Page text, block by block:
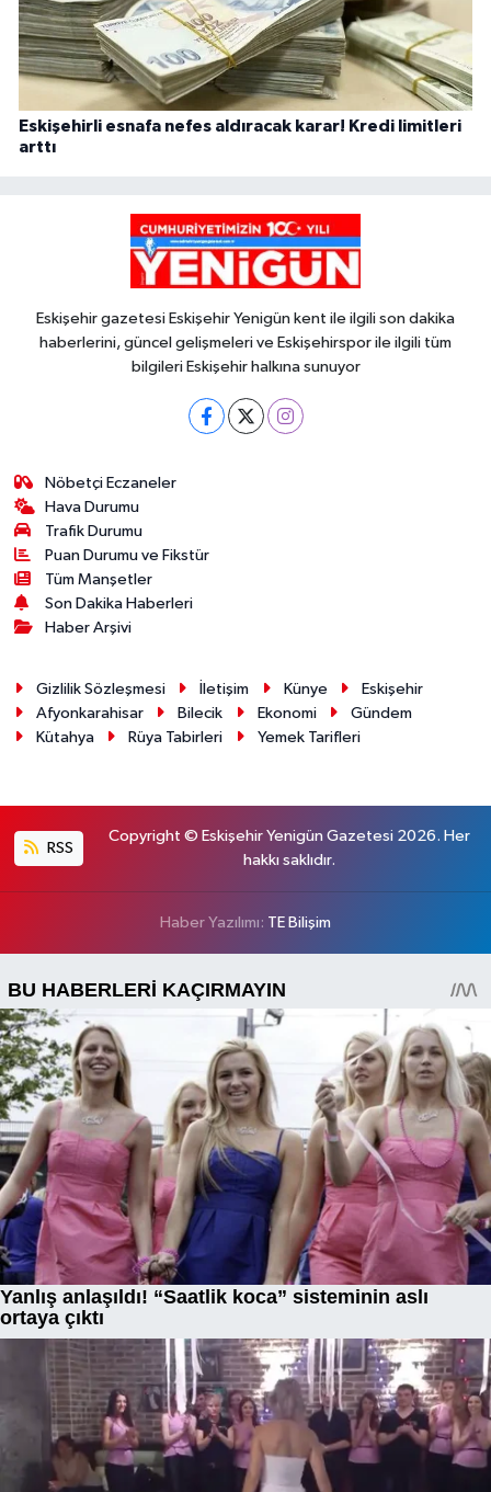
Eskişehirli esnafa nefes aldıracak karar! Kredi limitleri
arttı
Eskişehir gazetesi Eskişehir Yenigün kent ile ilgili son dakika
haberlerini, güncel gelişmeleri ve Eskişehirspor ile ilgili tüm
bilgileri Eskişehir halkına sunuyor
Nöbetçi Eczaneler
Hava Durumu
Trafik Durumu
Puan Durumu ve Fikstür
Tüm Manşetler
Son Dakika Haberleri
Haber Arşivi
Gizlilik Sözleşmesi İletişim Künye
Eskişehir
Afyonkarahisar
Bilecik Ekonomi
Gündem
Kütahya
Rüya Tabirleri Yemek Tarifleri
RSS
Copyright © Eskişehir Yenigün Gazetesi 2026. Her
hakkı saklıdır.
Haber Yazılımı: TE Bilişim